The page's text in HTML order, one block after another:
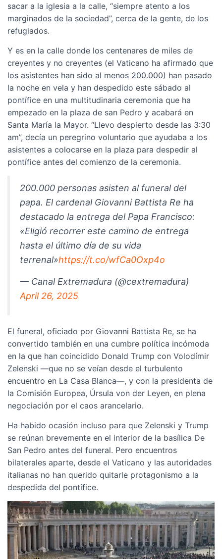
sacar a la iglesia a la calle, “siempre atento a los
marginados de la sociedad”, cerca de la gente, de los
refugiados.
Y es en la calle donde los centenares de miles de
creyentes y no creyentes (el Vaticano ha afirmado que
los asistentes han sido al menos 200.000) han pasado
la noche en vela y han despedido este sábado al
pontífice en una multitudinaria ceremonia que ha
empezado en la plaza de san Pedro y acabará en
Santa María la Mayor. “Llevo despierto desde las 3:30
am”, decía un peregrino voluntario que ayudaba a los
asistentes a colocarse en la plaza para despedir al
pontífice antes del comienzo de la ceremonia.
200.000 personas asisten al funeral del
papa. El cardenal Giovanni Battista Re ha
destacado la entrega del Papa Francisco:
«Eligió recorrer este camino de entrega
hasta el último día de su vida
terrenal»https://t.co/wfCa0Oxp4o
— Canal Extremadura (@cextremadura)
April 26, 2025
El funeral, oficiado por Giovanni Battista Re, se ha
convertido también en una cumbre política incómoda
en la que han coincidido Donald Trump con Volodímir
Zelenski —que no se veían desde el turbulento
encuentro en La Casa Blanca—, y con la presidenta de
la Comisión Europea, Úrsula von der Leyen, en plena
negociación por el caos arancelario.
Ha habido ocasión incluso para que Zelenski y Trump
se reúnan brevemente en el interior de la basílica De
San Pedro antes del funeral. Pero encuentros
bilaterales aparte, desde el Vaticano y las autoridades
italianas no han querido quitarle protagonismo a la
despedida del pontífice.